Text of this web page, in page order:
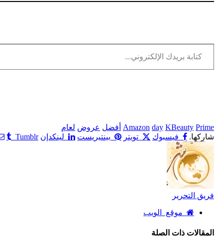
كتابة بريدك الإلكتروني...
Amazon day KBeauty Prime أفضل عروض لعام
شاركها.
فيسبوك تويتر بينتيريست لينكدإن Tumblr
فريق التحرير
موقع الويب
المقالات ذات الصلة